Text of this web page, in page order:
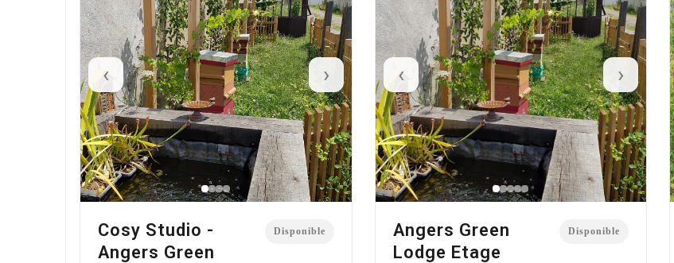
‹ ›
Cosy Studio -
Angers Green
Disponible
‹ ›
Angers Green
Lodge Etage
Disponible